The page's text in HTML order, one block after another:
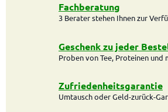
Fachberatung
3 Berater stehen Ihnen zur
Geschenk zu jeder
Proben von Tee, Proteinen und
Zufriedenheitsgarantie
Umtausch oder Geld-zurück-